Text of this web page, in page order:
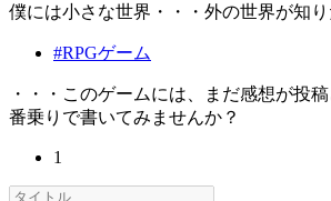
僕には小さな世界・・・外の世界が知り
#RPGゲーム
・・・このゲームには、まだ感想が投
番乗りで書いてみませんか？
1